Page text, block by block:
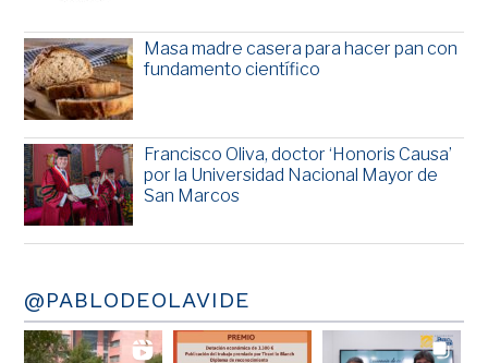
Masa madre casera para hacer pan con
fundamento científico
Francisco Oliva, doctor ‘Honoris Causa’
por la Universidad Nacional Mayor de
San Marcos
@PABLODEOLAVIDE